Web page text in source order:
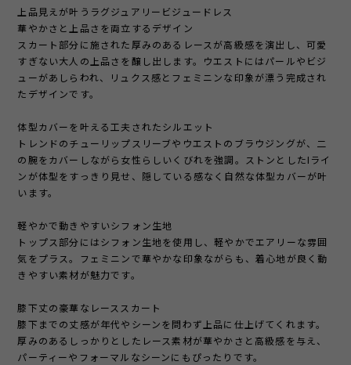
上品見えが叶うラグジュアリービジュードレス
華やかさと上品さを両立するデザイン
スカート部分に施された厚みのあるレースが高級感を演出し、可愛
すぎない大人の上品さを醸し出します。ウエストにはパールやビジ
ューがあしらわれ、リュクス感とフェミニンな印象が漂う完成され
たデザインです。
体型カバーを叶える工夫されたシルエット
トレンドのチューリップスリーブやウエストのブラウジングが、二
の腕をカバーしながら女性らしいくびれを強調。ストンとしたIライ
ンが体型をすっきり見せ、隠している感なく自然な体型カバーが叶
います。
軽やかで動きやすいシフォン生地
トップス部分にはシフォン生地を使用し、軽やかでエアリーな雰囲
気をプラス。フェミニンで華やかな印象ながらも、着心地が良く動
きやすい素材が魅力です。
膝下丈の豪華なレーススカート
膝下までの丈感が年代やシーンを問わず上品に仕上げてくれます。
厚みのあるしっかりとしたレース素材が華やかさと高級感を与え、
パーティーやフォーマルなシーンにもぴったりです。